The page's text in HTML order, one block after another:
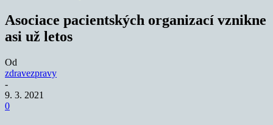
Asociace pacientských organizací vznikne
asi už letos
Od
zdravezpravy
-
9. 3. 2021
0